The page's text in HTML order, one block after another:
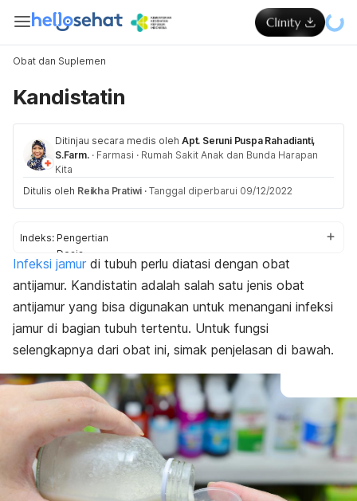
Obat dan Suplemen
Kandistatin
Ditinjau secara medis oleh Apt. Seruni Puspa Rahadianti,
S.Farm. · Farmasi · Rumah Sakit Anak dan Bunda Harapan
Kita
Ditulis oleh Reikha Pratiwi · Tanggal diperbarui 09/12/2022
Indeks: Pengertian
Dosis
Aturan pakai
Efek samping
Peringatan dan perhatian
Efek pada ibu hamil dan menyusui
Interaksi obat
Infeksi jamur di tubuh perlu diatasi dengan obat
antijamur. Kandistatin adalah salah satu jenis obat
antijamur yang bisa digunakan untuk menangani infeksi
jamur di bagian tubuh tertentu. Untuk fungsi
selengkapnya dari obat ini, simak penjelasan di bawah.